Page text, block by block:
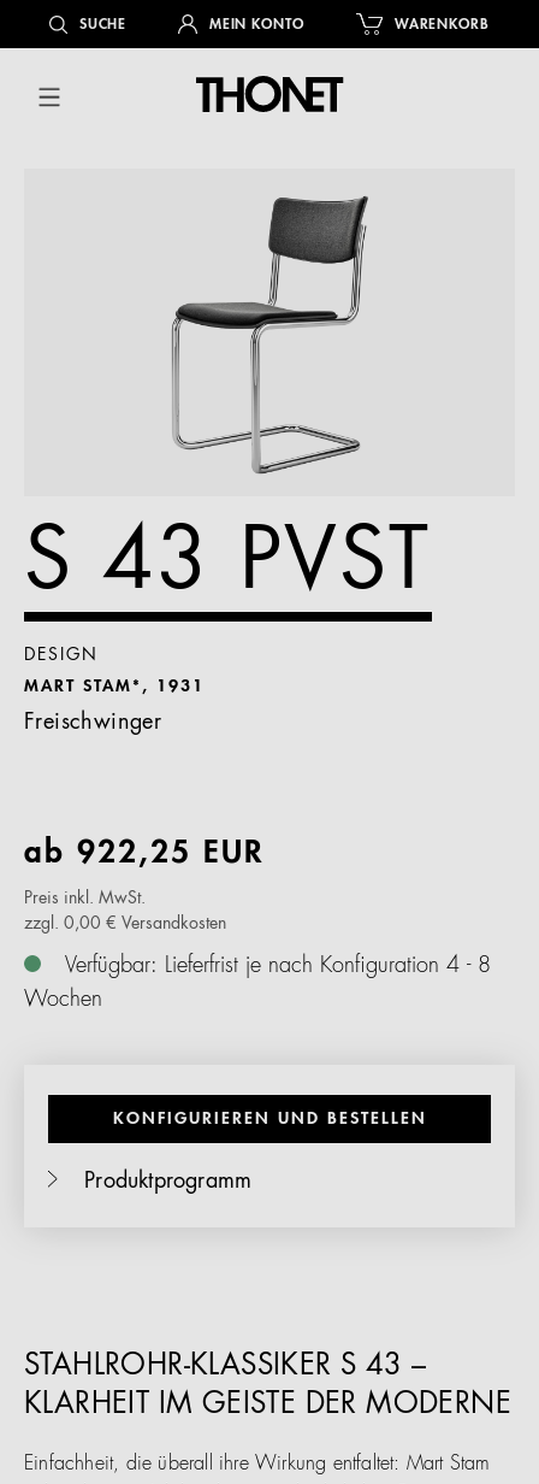
springenSUCHE MEIN KONTO WARENKORB
S 43 PVST
DESIGN
MART STAM*, 1931
Freischwinger
ab 922,25 EUR
Preis inkl. MwSt.
zzgl. 0,00 € Versandkosten
Verfügbar: Lieferfrist je nach Konfiguration 4 - 8
Wochen
KONFIGURIEREN UND BESTELLEN
Produktprogramm
STAHLROHR-KLASSIKER S 43 –
KLARHEIT IM GEISTE DER MODERNE
Einfachheit, die überall ihre Wirkung entfaltet: Mart Stam